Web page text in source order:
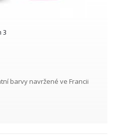
3
barvy navržené ve Francii